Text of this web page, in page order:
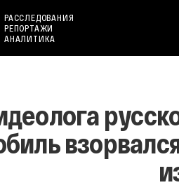
РАССЛЕДОВАНИЯ
РЕПОРТАЖИ
АНАЛИТИКА